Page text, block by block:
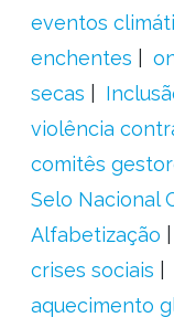
eventos
enchentes
secas
violência
comitês
Selo Nacional
Alfabetização
crises sociais
aquecimento